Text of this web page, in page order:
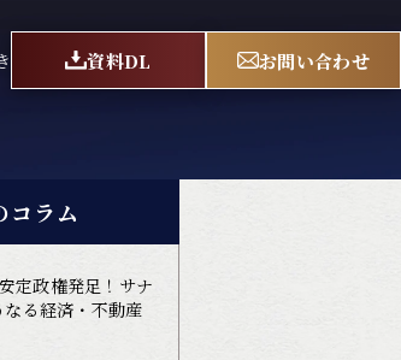
資料DL お問い合わせ
コラム
定政権発足！サナ
る経済・不動産